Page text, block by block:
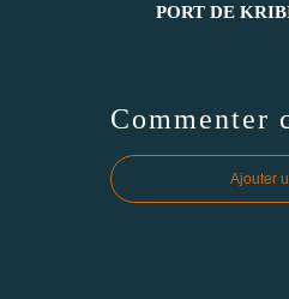
PORT DE
Commenter
Ajouter